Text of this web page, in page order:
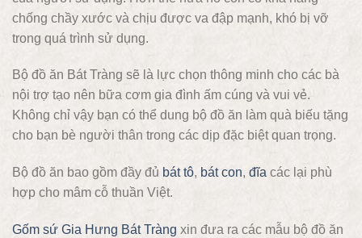
chống chầy xước và chịu được va đập mạnh, khó bị vỡ
trong quá trình sử dụng.
Bộ đồ ăn Bát Tràng sẽ là lực chọn thông minh cho các bà
nội trợ tạo nên bữa cơm gia đình ấm cúng và vui vẻ.
Không chỉ vậy bạn có thể dung bộ đồ ăn làm quà biếu tặng
cho bạn bè người thân trong các dịp đặc biệt quan trọng.
Bộ đồ ăn bao gồm đầy đủ bát tô, bát con, đĩa các lại phù
hợp cho mâm cỗ thuần Việt.
Gốm sứ Gia Hưng Bát Tràng xin đưa ra các mẫu bộ đồ ăn